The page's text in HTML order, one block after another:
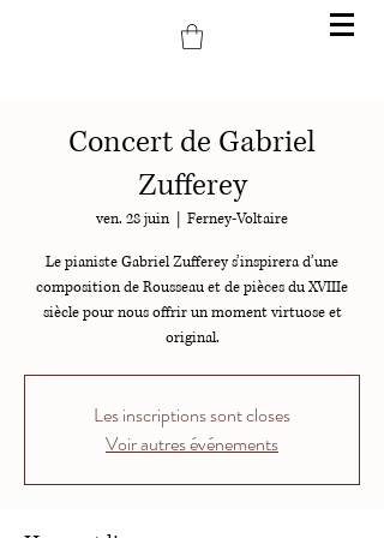
Concert de Gabriel
Zufferey
ven. 28 juin Ferney-Voltaire
Le pianiste Gabriel Zufferey s’inspirera d’une
composition de Rousseau et de pièces du XVIIIe
siècle pour nous offrir un moment virtuose et
original.
Les inscriptions sont closes
Voir autres événements